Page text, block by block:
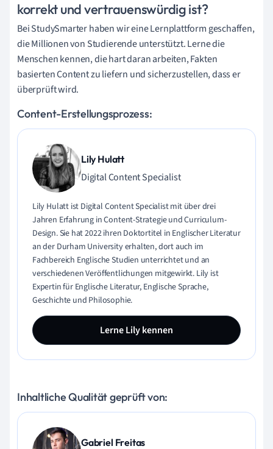
korrekt und vertrauenswürdig ist?
Bei StudySmarter haben wir eine Lernplattform geschaffen,
die Millionen von Studierende unterstützt. Lerne die
Menschen kennen, die hart daran arbeiten, Fakten
basierten Content zu liefern und sicherzustellen, dass er
überprüft wird.
Content-Erstellungsprozess:
Lily Hulatt
Digital Content Specialist
Lily Hulatt ist Digital Content Specialist mit über drei
Jahren Erfahrung in Content-Strategie und Curriculum-
Design. Sie hat 2022 ihren Doktortitel in Englischer Literatur
an der Durham University erhalten, dort auch im
Fachbereich Englische Studien unterrichtet und an
verschiedenen Veröffentlichungen mitgewirkt. Lily ist
Expertin für Englische Literatur, Englische Sprache,
Geschichte und Philosophie.
Lerne Lily kennen
Inhaltliche Qualität geprüft von:
Gabriel Freitas